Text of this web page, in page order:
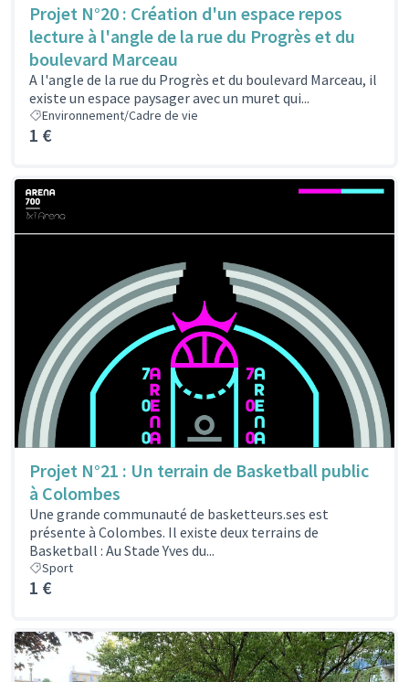
Projet N°20 : Création d'un espace repos
lecture à l'angle de la rue du Progrès et du
boulevard Marceau
A l'angle de la rue du Progrès et du boulevard Marceau, il
existe un espace paysager avec un muret qui...
Environnement/Cadre de vie
1 €
Projet N°21 : Un terrain de Basketball public
à Colombes
Une grande communauté de basketteurs.ses est
présente à Colombes. Il existe deux terrains de
Basketball : Au Stade Yves du...
Sport
1 €